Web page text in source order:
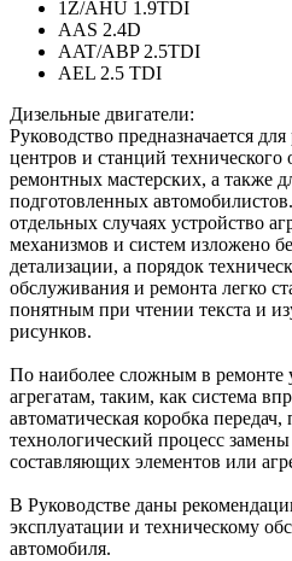
1Z/AHU 1.9TDI
AAS 2.4D
AAT/ABP 2.5TDI
AEL 2.5 TDI
Дизельные двигатели:
Руководство предназначается
центров и станций технического
ремонтных мастерских, а также
подготовленных
отдельных случаях устройство
механизмов и систем изложено
детализации, а порядок
обслуживания и ремонта легко
понятным при чтении текста и
рисунков.
По наиболее сложным в ремонте
агрегатам, таким, как система
автоматическая коробка передач,
технологический процесс
составляющих элементов или
В Руководстве даны
эксплуатации и техническому
автомобиля.